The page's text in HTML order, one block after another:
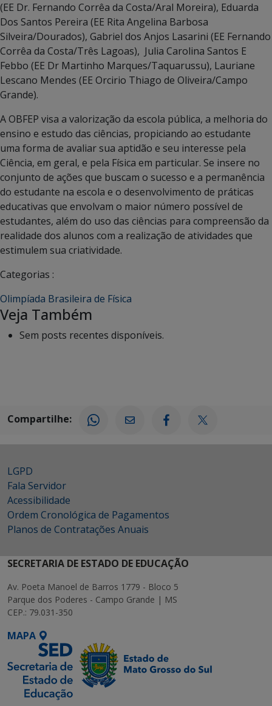
(EE Dr. Fernando Corrêa da Costa/Aral Moreira), Eduarda
Dos Santos Pereira (EE Rita Angelina Barbosa
Silveira/Dourados), Gabriel dos Anjos Lasarini (EE Fernando
Corrêa da Costa/Três Lagoas), Julia Carolina Santos E
Febbo (EE Dr Martinho Marques/Taquarussu), Lauriane
Lescano Mendes (EE Orcirio Thiago de Oliveira/Campo
Grande).
A OBFEP visa a valorização da escola pública, a melhoria do
ensino e estudo das ciências, propiciando ao estudante
uma forma de avaliar sua aptidão e seu interesse pela
Ciência, em geral, e pela Física em particular. Se insere no
conjunto de ações que buscam o sucesso e a permanência
do estudante na escola e o desenvolvimento de práticas
educativas que envolvam o maior número possível de
estudantes, além do uso das ciências para compreensão da
realidade dos alunos com a realização de atividades que
estimulem sua criatividade.
Categorias :
Olimpíada Brasileira de Física
Veja Também
Sem posts recentes disponíveis.
Compartilhe:
LGPD
Fala Servidor
Acessibilidade
Ordem Cronológica de Pagamentos
Planos de Contratações Anuais
SECRETARIA DE ESTADO DE EDUCAÇÃO
Av. Poeta Manoel de Barros 1779 - Bloco 5
Parque dos Poderes - Campo Grande | MS
CEP.: 79.031-350
MAPA